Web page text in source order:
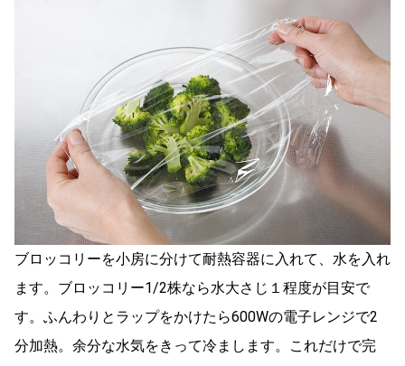
ブロッコリーを小房に分けて耐熱容器に入れて、水を入れ
ます。ブロッコリー1/2株なら水大さじ１程度が目安で
す。ふんわりとラップをかけたら600Wの電子レンジで2
分加熱。余分な水気をきって冷まします。これだけで完